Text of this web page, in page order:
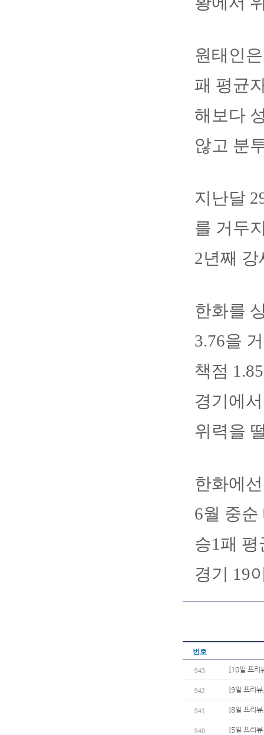
원태인
패 평균
해보다
않고 분
지난달
를 거두
2년째
한화를
3.76을
책점
경기에
위력을
한화에
6월 중
승1패
경기 19
번호
943 [10일 프리
942 [9일 프리
941 [8일 프리
940 [5일 프리